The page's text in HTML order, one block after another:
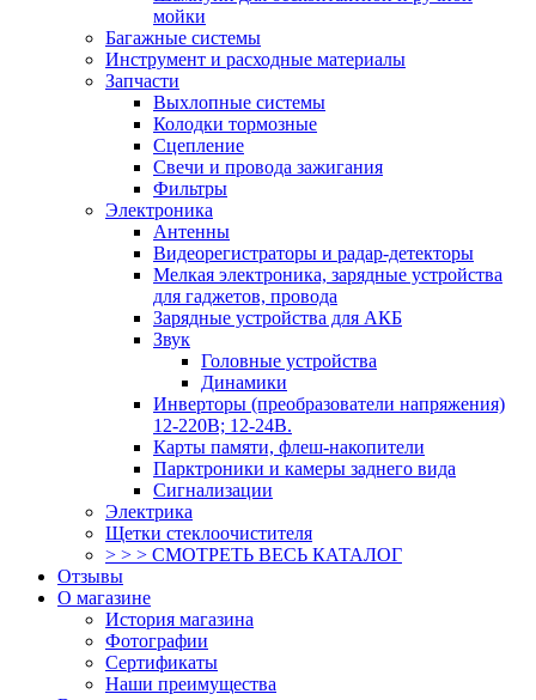
мойки
Багажные системы
Инструмент и расходные материалы
Запчасти
Выхлопные системы
Колодки тормозные
Сцепление
Свечи и провода зажигания
Фильтры
Электроника
Антенны
Видеорегистраторы и радар-детекторы
Мелкая электроника, зарядные устройства
для гаджетов, провода
Зарядные устройства для АКБ
Звук
Головные устройства
Динамики
Инверторы (преобразователи напряжения)
12-220В; 12-24В.
Карты памяти, флеш-накопители
Парктроники и камеры заднего вида
Сигнализации
Электрика
Щетки стеклоочистителя
> > > СМОТРЕТЬ ВЕСЬ КАТАЛОГ
Отзывы
О магазине
История магазина
Фотографии
Сертификаты
Наши преимущества